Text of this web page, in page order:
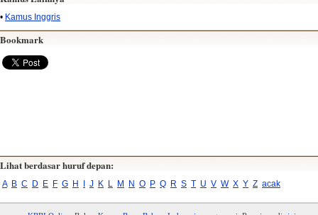
• Kamus Inggris
Bookmark
Lihat berdasar huruf depan:
A B C D E F G H I J K L M N O P Q R S T U V W X Y Z acak